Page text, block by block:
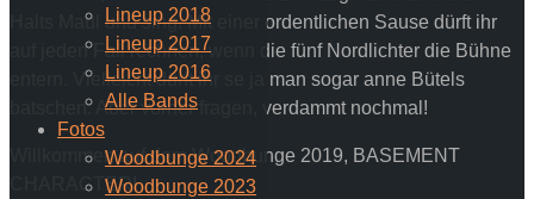
Lineup 2018
Lineup 2017
Lineup 2016
Alle Bands
Fotos
Woodbunge 2024
Woodbunge 2023
Halts Maul und sing! Mit einer ordentlichen Sause dürft ihr
auf jeden Fall rechnen, wenn die fünf Nordlichter die Bühne
entern. Vielleicht dürft ihr se ja man sogar anne Bütels
batschen. Aber vorher fragen, verdammt nochmal!
Willkommen auf dem Woodbunge 2019, BASEMENT
CHARACTER!